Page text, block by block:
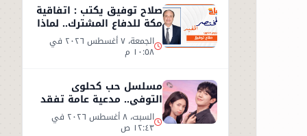
صلاح توفيق يكتب : اتفاقية
مكة للدفاع المشترك.. لماذا
غابت مصر؟ الجمعة، ٧ أغسطس ٢٠٢٦ في
١٠:٥٨ م
مسلسل حب كحلوى
التوفي.. مدعية عامة تفقد
ذاكرتها وتبدأ قصة حب
غامضة السبت، ٨ أغسطس ٢٠٢٦ في
١٢:٤٣ ص